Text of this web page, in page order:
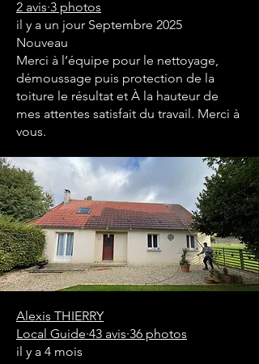
2 avis·3 photos
il y a un jour Septembre 2025
Nouveau
Merci à l’équipe pour le nettoyage,
démoussage puis protection de la
toiture le résultat et À la hauteur de
mes attentes satisfait du travail. Merci à
vous.
Alexis THIERRY
Local Guide·43 avis·36 photos
il y a 4 mois